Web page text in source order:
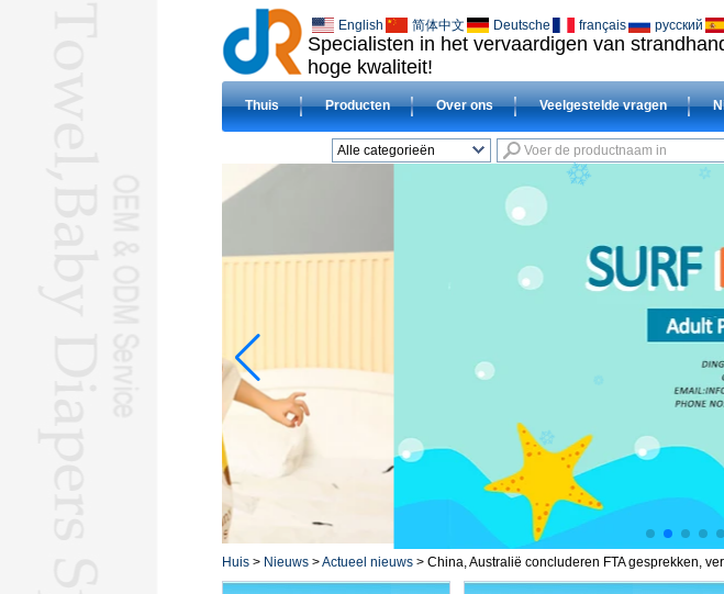
Specialisten in het vervaardigen van
hoge kwaliteit!
English 简体中文 Deutsche français русский
Thuis Producten Over ons Veelgestelde vragen
Alle categorieën
DEKENSL
Microvezel
capuchonL
HAJJ TOWELSL
BATHROBEL
STOCK HANDDOEKL
Huis > Nieuws >Actueel nieuws > China, Australië concluderen FTA gesprekken,